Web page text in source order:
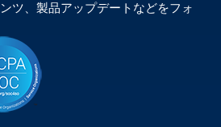
ツ、製品アップデートなどをフォ